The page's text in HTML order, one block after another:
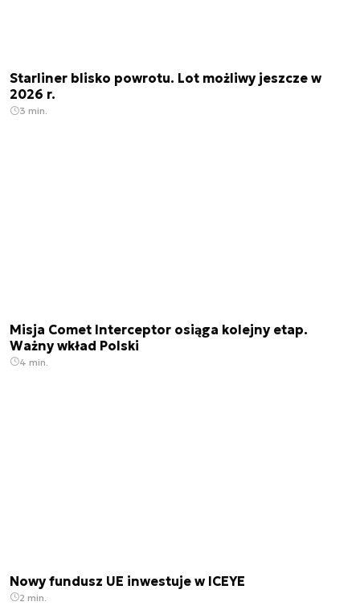
Starliner blisko powrotu. Lot możliwy jeszcze w
2026 r.
3 min.
Misja Comet Interceptor osiąga kolejny etap.
Ważny wkład Polski
4 min.
Nowy fundusz UE inwestuje w ICEYE
2 min.